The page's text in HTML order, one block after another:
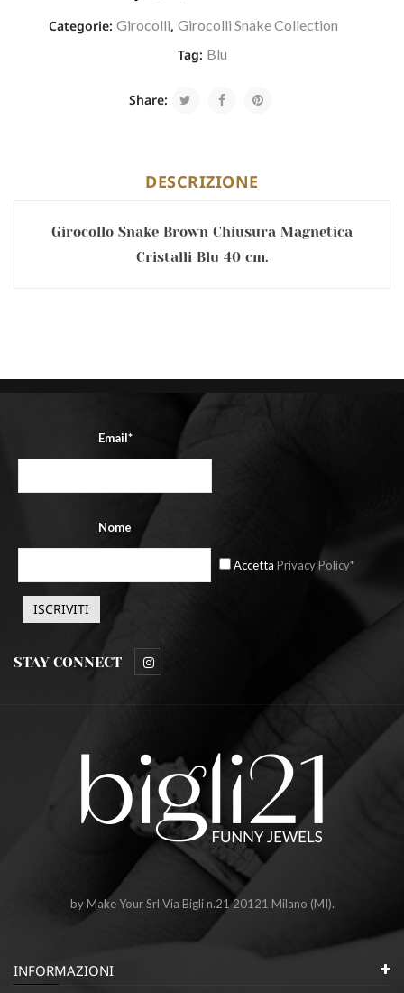
Categorie: Girocolli, Girocolli Snake Collection
Tag: Blu
Share:
DESCRIZIONE
Girocollo Snake Brown Chiusura Magnetica
Cristalli Blu 40 cm.
Email*
Nome
Accetta Privacy Policy*
STAY CONNECT
by Make Your Srl Via Bigli n.21 20121 Milano (MI).
INFORMAZIONI